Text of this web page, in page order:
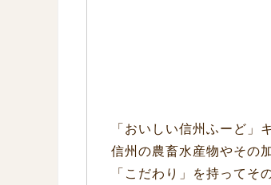
「おいしい信州ふーど」
信州の農畜水産物やその
「こだわり」を持ってそ